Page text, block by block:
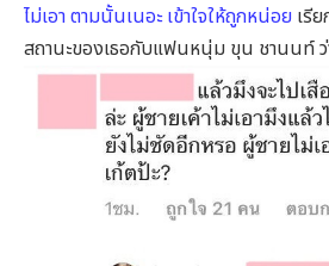
ไม่เอา ตามนั้นเนอะ เข้าใจให้ถูกหน่อย เรี
สถานะของเธอกับแฟนหนุ่ม ขุน ชานนท์ ว่